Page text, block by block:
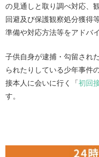
の見通しと取り調べ対応、
回避及び保護観察処分獲得
準備や対応方法等をアドバ
子供自身が逮捕・勾留され
られたりしている少年事件
接本人に会いに行く「初回
す。